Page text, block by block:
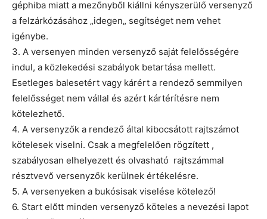
géphiba miatt a mezőnyből kiállni kényszerülő versenyző
a felzárkózásához „idegen„ segítséget nem vehet
igénybe.
3. A versenyen minden versenyző saját felelősségére
indul, a közlekedési szabályok betartása mellett.
Esetleges balesetért vagy kárért a rendező semmilyen
felelősséget nem vállal és azért kártérítésre nem
kötelezhető.
4. A versenyzők a rendező által kibocsátott rajtszámot
kötelesek viselni. Csak a megfelelően rögzített ,
szabályosan elhelyezett és olvasható rajtszámmal
résztvevő versenyzők kerülnek értékelésre.
5. A versenyeken a bukósisak viselése kötelező!
6. Start előtt minden versenyző köteles a nevezési lapot